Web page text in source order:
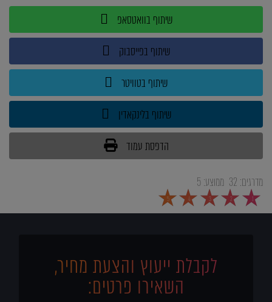
שיתוף בוואטסאפ
שיתוף בפייסבוק
שיתוף בטוויטר
שיתוף בלינקאדין
הדפסת עמוד
מדרגים: 32 ממוצע:5
1
2
3
4
5
לקבלת ייעוץ והצעת מחיר,
השאירו פרטים: